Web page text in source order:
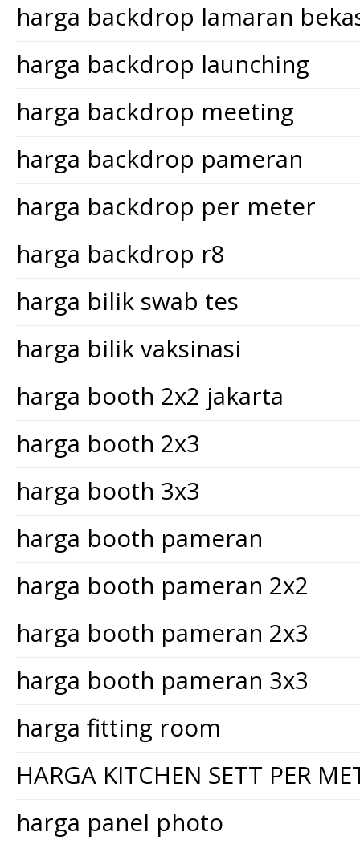
harga backdrop lamaran
harga backdrop launching
harga backdrop meeting
harga backdrop pameran
harga backdrop per meter
harga backdrop r8
harga bilik swab tes
harga bilik vaksinasi
harga booth 2x2 jakarta
harga booth 2x3
harga booth 3x3
harga booth pameran
harga booth pameran 2x2
harga booth pameran 2x3
harga booth pameran 3x3
harga fitting room
HARGA KITCHEN SETT PER
harga panel photo